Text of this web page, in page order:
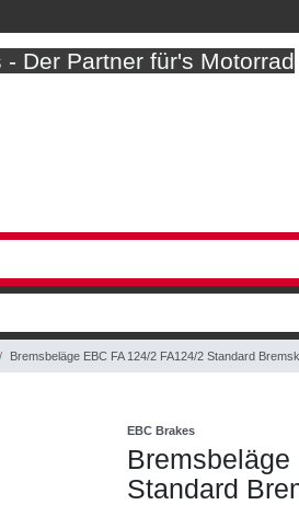
Der Partner für's Motorrad
Bremsbeläge EBC FA 124/2 FA124/2 Standard
EBC Brakes
Bremsbeläge
Standard